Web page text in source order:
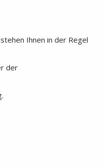
Ihnen in der Regel
der